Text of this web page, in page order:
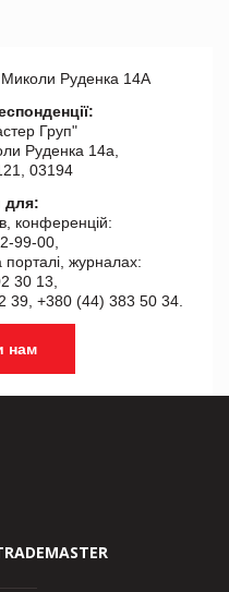
Миколи Руденка 14А
Груп"
Руденка 14а,
03194
для:
конференцій:
99-00,
журналах:
30 13,
39, +380 (44) 383 50 34.
нам